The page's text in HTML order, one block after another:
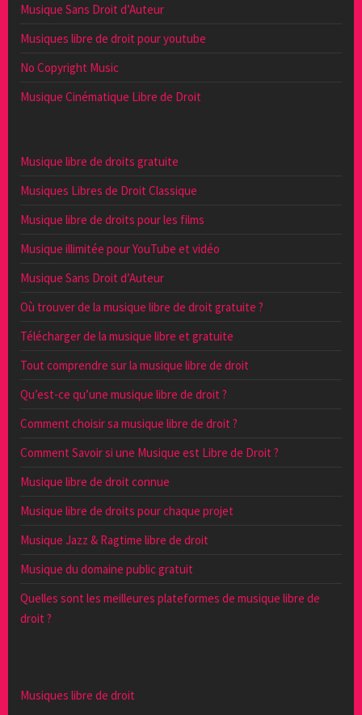
Musique Sans Droit d’Auteur
Musiques libre de droit pour youtube
No Copyright Music
Musique Cinématique Libre de Droit
Musique libre de droits gratuite
Musiques Libres de Droit Classique
Musique libre de droits pour les films
Musique illimitée pour YouTube et vidéo
Musique Sans Droit d’Auteur
Où trouver de la musique libre de droit gratuite ?
Télécharger de la musique libre et gratuite
Tout comprendre sur la musique libre de droit
Qu’est-ce qu’une musique libre de droit ?
Comment choisir sa musique libre de droit ?
Comment Savoir si une Musique est Libre de Droit ?
Musique libre de droit connue
Musique libre de droits pour chaque projet
Musique Jazz & Ragtime libre de droit
Musique du domaine public gratuit
Quelles sont les meilleures plateformes de musique libre de
droit ?
Musiques libre de droit